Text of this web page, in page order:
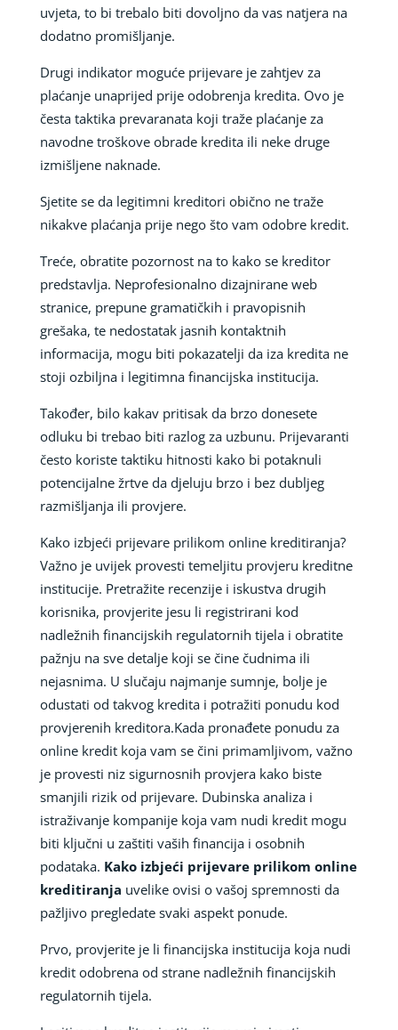
uvjeta, to bi trebalo biti dovoljno da vas natjera na
dodatno promišljanje.
Drugi indikator moguće prijevare je zahtjev za
plaćanje unaprijed prije odobrenja kredita. Ovo je
česta taktika prevaranata koji traže plaćanje za
navodne troškove obrade kredita ili neke druge
izmišljene naknade.
Sjetite se da legitimni kreditori obično ne traže
nikakve plaćanja prije nego što vam odobre kredit.
Treće, obratite pozornost na to kako se kreditor
predstavlja. Neprofesionalno dizajnirane web
stranice, prepune gramatičkih i pravopisnih
grešaka, te nedostatak jasnih kontaktnih
informacija, mogu biti pokazatelji da iza kredita ne
stoji ozbiljna i legitimna financijska institucija.
Također, bilo kakav pritisak da brzo donesete
odluku bi trebao biti razlog za uzbunu. Prijevaranti
često koriste taktiku hitnosti kako bi potaknuli
potencijalne žrtve da djeluju brzo i bez dubljeg
razmišljanja ili provjere.
Kako izbjeći prijevare prilikom online kreditiranja?
Važno je uvijek provesti temeljitu provjeru kreditne
institucije. Pretražite recenzije i iskustva drugih
korisnika, provjerite jesu li registrirani kod
nadležnih financijskih regulatornih tijela i obratite
pažnju na sve detalje koji se čine čudnima ili
nejasnima. U slučaju najmanje sumnje, bolje je
odustati od takvog kredita i potražiti ponudu kod
provjerenih kreditora.Kada pronađete ponudu za
online kredit koja vam se čini primamljivom, važno
je provesti niz sigurnosnih provjera kako biste
smanjili rizik od prijevare. Dubinska analiza i
istraživanje kompanije koja vam nudi kredit mogu
biti ključni u zaštiti vaših financija i osobnih
podataka. Kako izbjeći prijevare prilikom online
kreditiranja uvelike ovisi o vašoj spremnosti da
pažljivo pregledate svaki aspekt ponude.
Prvo, provjerite je li financijska institucija koja nudi
kredit odobrena od strane nadležnih financijskih
regulatornih tijela.